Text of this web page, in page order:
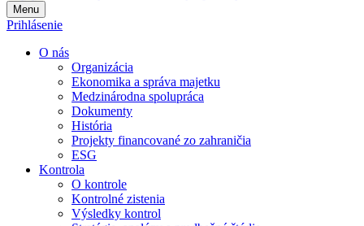
Menu
Prihlásenie
O nás
Organizácia
Ekonomika a správa majetku
Medzinárodna spolupráca
Dokumenty
História
Projekty financované zo zahraničia
ESG
Kontrola
O kontrole
Kontrolné zistenia
Výsledky kontrol